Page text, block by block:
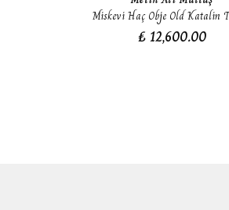
Miskevi Haç Obje Old Katalin
₺ 12,600.00